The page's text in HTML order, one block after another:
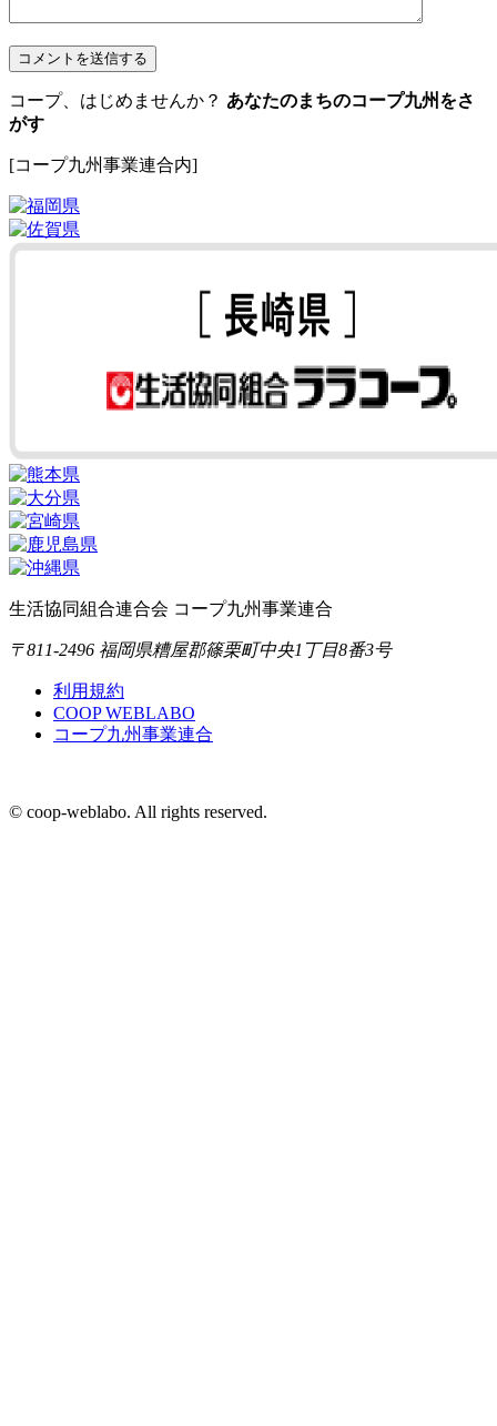
コープ、はじめませんか？ あなたのまちのコープ九州をさ
がす
[コープ九州事業連合内]
生活協同組合連合会 コープ九州事業連合
〒811-2496 福岡県糟屋郡篠栗町中央1丁目8番3号
利用規約
COOP WEBLABO
コープ九州事業連合
© coop-weblabo. All rights reserved.